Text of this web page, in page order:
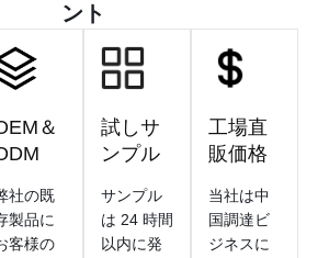
ント
＆
社の既
製品に
客様の
試しサ
ンプル
サンプル
は 24 時間
以内に発
工場直
販価格
当社は中
国調達ビ
ジネスに